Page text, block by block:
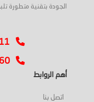
الجودة بتقنية متطورة
أهم الروابط
اتصل بنا